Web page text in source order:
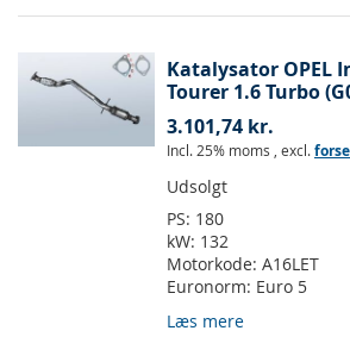
Katalysator OPEL
Tourer 1.6 Turbo
3.101,74 kr.
Incl. 25% moms , excl.
Udsolgt
PS: 180
kW: 132
Motorkode: A16LET
Euronorm: Euro 5
Læs mere